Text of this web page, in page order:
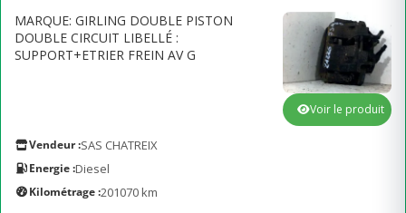
MARQUE: GIRLING DOUBLE PISTON
DOUBLE CIRCUIT LIBELLÉ :
SUPPORT+ETRIER FREIN AV G
Vendeur :SAS CHATREIX
Energie :Diesel
Kilométrage :201070 km
Voir le produit